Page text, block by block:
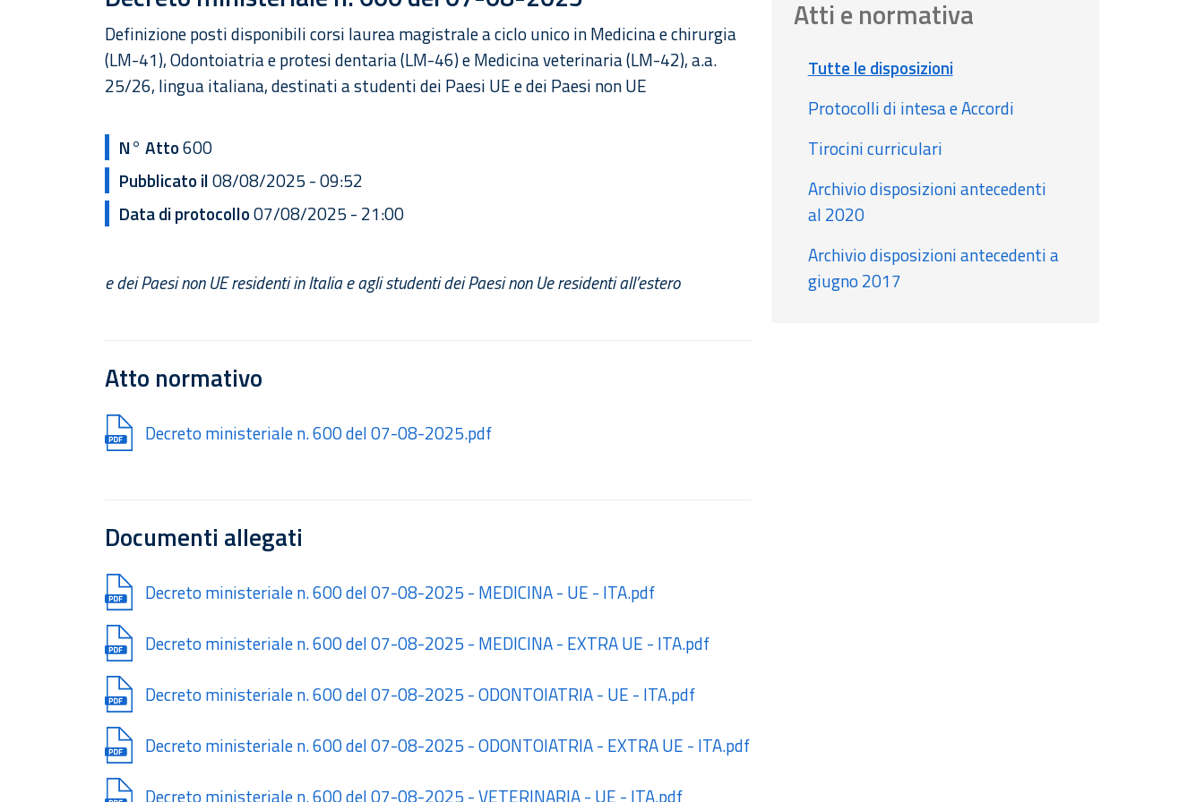
Definizione posti disponibili corsi laurea magistrale a ciclo unico in Medicina e chirurgia
(LM-41), Odontoiatria e protesi dentaria (LM-46) e Medicina veterinaria (LM-42), a.a.
25/26, lingua italiana, destinati a studenti dei Paesi UE e dei Paesi non UE
N° Atto600
Pubblicato il08/08/2025 - 09:52
Data di protocollo07/08/2025 - 21:00
e dei Paesi non UE residenti in Italia e agli studenti dei Paesi non Ue residenti all’estero
Atto normativo
Document
Decreto ministeriale n. 600 del 07-08-2025.pdf
Documenti allegati
Document
Decreto ministeriale n. 600 del 07-08-2025 - MEDICINA - UE - ITA.pdf
Document
Decreto ministeriale n. 600 del 07-08-2025 - MEDICINA - EXTRA UE - ITA.pdf
Document
Decreto ministeriale n. 600 del 07-08-2025 - ODONTOIATRIA - UE - ITA.pdf
Document
Decreto ministeriale n. 600 del 07-08-2025 - ODONTOIATRIA - EXTRA UE - ITA.pdf
Document
Decreto ministeriale n. 600 del 07-08-2025 - VETERINARIA - UE - ITA.pdf
Atti e normativa
Tutte le disposizioni
Protocolli di intesa e Accordi
Tirocini curriculari
Archivio disposizioni antecedenti
al 2020
Archivio disposizioni antecedenti a
giugno 2017